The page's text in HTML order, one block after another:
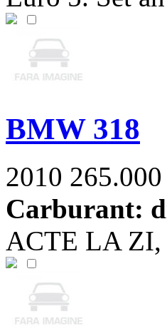
BMW 318
2010
Carburant:
ACTE LA